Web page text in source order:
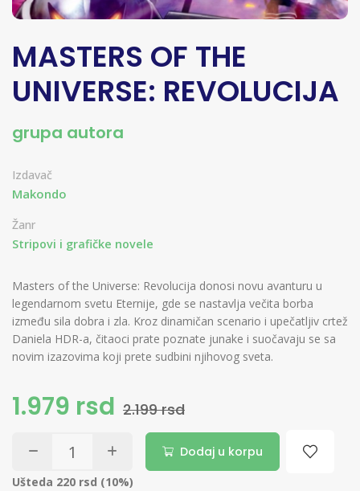
MASTERS OF THE
UNIVERSE: REVOLUCIJA
grupa autora
Izdavač
Makondo
Žanr
Stripovi i grafičke novele
Masters of the Universe: Revolucija donosi novu avanturu u
legendarnom svetu Eternije, gde se nastavlja večita borba
između sila dobra i zla. Kroz dinamičan scenario i upečatljiv crtež
Daniela HDR-a, čitaoci prate poznate junake i suočavaju se sa
novim izazovima koji prete sudbini njihovog sveta.
1.979 rsd 2.199 rsd
Dodaj u korpu
Ušteda 220 rsd (10%)